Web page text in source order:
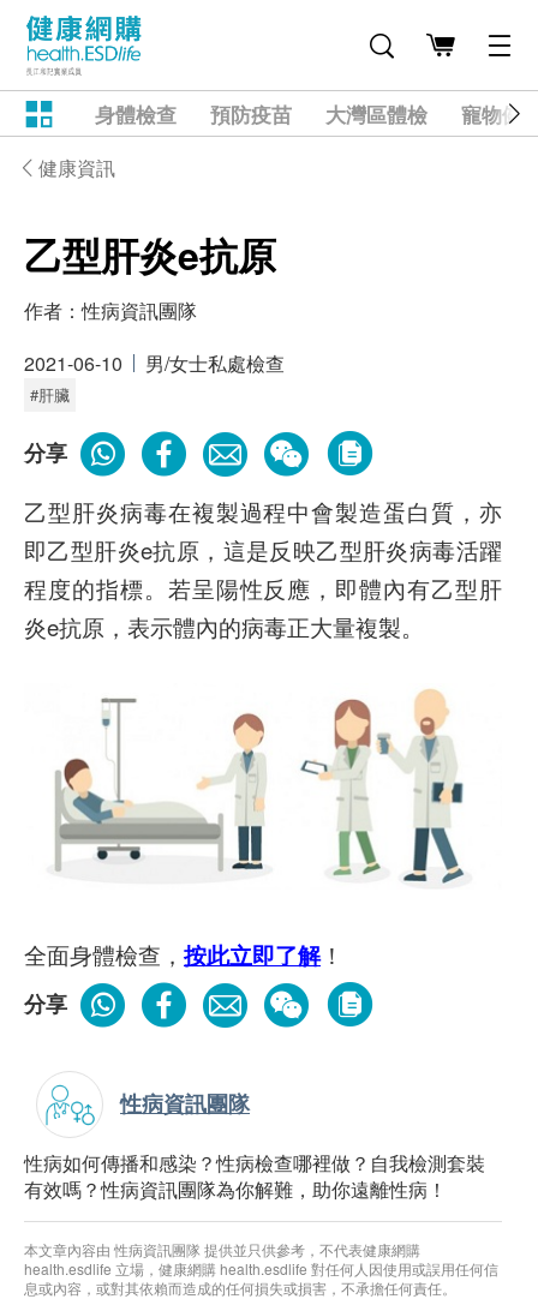
身體檢查 預防疫苗 大灣區體檢 寵物健
健康資訊
乙型肝炎e抗原
作者：性病資訊團隊
2021-06-10
男/女士私處檢查
#肝臟
分享
乙型肝炎病毒在複製過程中會製造蛋白質，亦
即乙型肝炎e抗原，這是反映乙型肝炎病毒活躍
程度的指標。若呈陽性反應，即體內有乙型肝
炎e抗原，表示體內的病毒正大量複製。
全面身體檢查， 按此立即了解！
分享
性病資訊團隊
性病如何傳播和感染？性病檢查哪裡做？自我檢測套裝
有效嗎？性病資訊團隊為你解難，助你遠離性病！
本文章內容由 性病資訊團隊 提供並只供參考，不代表健康網購
health.esdlife 立場，健康網購 health.esdlife 對任何人因使用或誤用任何信
息或內容，或對其依賴而造成的任何損失或損害，不承擔任何責任。